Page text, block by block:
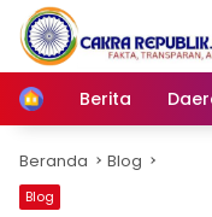
Langsung
konten
Home
Berita
Beranda Blog
Blog